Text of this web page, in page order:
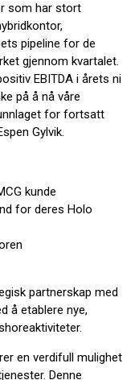
som har stort
pipeline for de
gjennom kvartalet.
EBITDA i årets ni
på å nå våre
for fortsatt
Gylvik.
kunde
for deres Holo
partnerskap med
å etablere nye,
en verdifull mulighet
Denne